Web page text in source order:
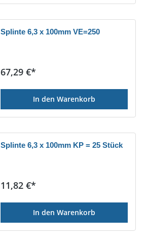
Splinte 6,3 x 100mm VE=250
Regulärer Preis:
67,29 €*
In den Warenkorb
Splinte 6,3 x 100mm KP = 25 Stück
Regulärer Preis:
11,82 €*
In den Warenkorb